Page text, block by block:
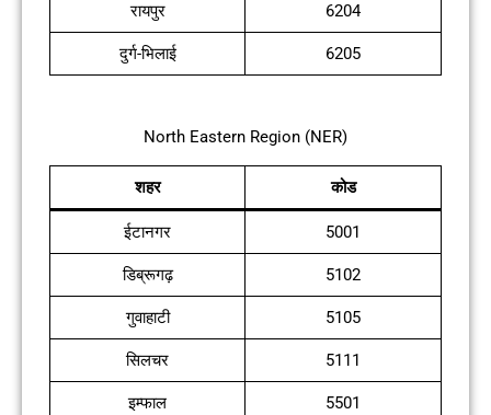
रायपुर 6204
दुर्ग-भिलाई 6205
North Eastern Region (NER)
शहर कोड
ईटानगर 5001
डिब्रूगढ़ 5102
गुवाहाटी 5105
सिलचर 5111
इम्फाल 5501